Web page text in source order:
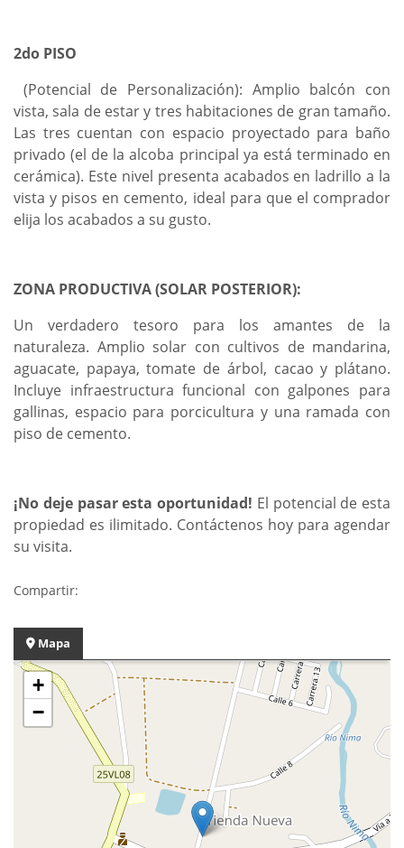
2do PISO
(Potencial de Personalización): Amplio balcón con
vista, sala de estar y tres habitaciones de gran tamaño.
Las tres cuentan con espacio proyectado para baño
privado (el de la alcoba principal ya está terminado en
cerámica). Este nivel presenta acabados en ladrillo a la
vista y pisos en cemento, ideal para que el comprador
elija los acabados a su gusto.
ZONA PRODUCTIVA (SOLAR POSTERIOR):
Un verdadero tesoro para los amantes de la
naturaleza. Amplio solar con cultivos de mandarina,
aguacate, papaya, tomate de árbol, cacao y plátano.
Incluye infraestructura funcional con galpones para
gallinas, espacio para porcicultura y una ramada con
piso de cemento.
¡No deje pasar esta oportunidad! El potencial de esta
propiedad es ilimitado. Contáctenos hoy para agendar
su visita.
Compartir:
Mapa
+
−